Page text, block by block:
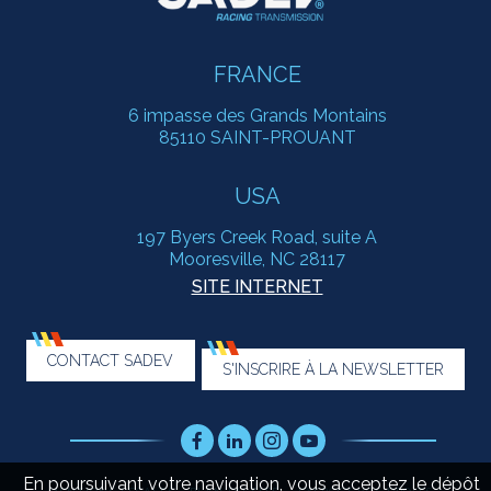
En poursuivant votre navigation, vous acceptez le dépôt
FRANCE
6 impasse des Grands Montains
85110 SAINT-PROUANT
USA
197 Byers Creek Road, suite A
Mooresville, NC 28117
SITE INTERNET
CONTACT SADEV S'INSCRIRE À LA NEWSLETTER
Facebook
LinkedInInstagram
Youtube